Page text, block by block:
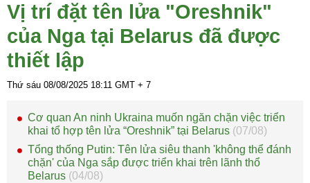
Vị trí đặt tên lửa "Oreshnik"
của Nga tại Belarus đã được
thiết lập
Thứ sáu 08/08/2025 18:11 GMT + 7
Cơ quan An ninh Ukraina muốn ngăn chặn việc triển
khai tổ hợp tên lửa “Oreshnik” tại Belarus (07/08)
Tổng thống Putin: Tên lửa siêu thanh 'không thể đánh
chặn' của Nga sắp được triển khai trên lãnh thổ
Belarus (04/08)